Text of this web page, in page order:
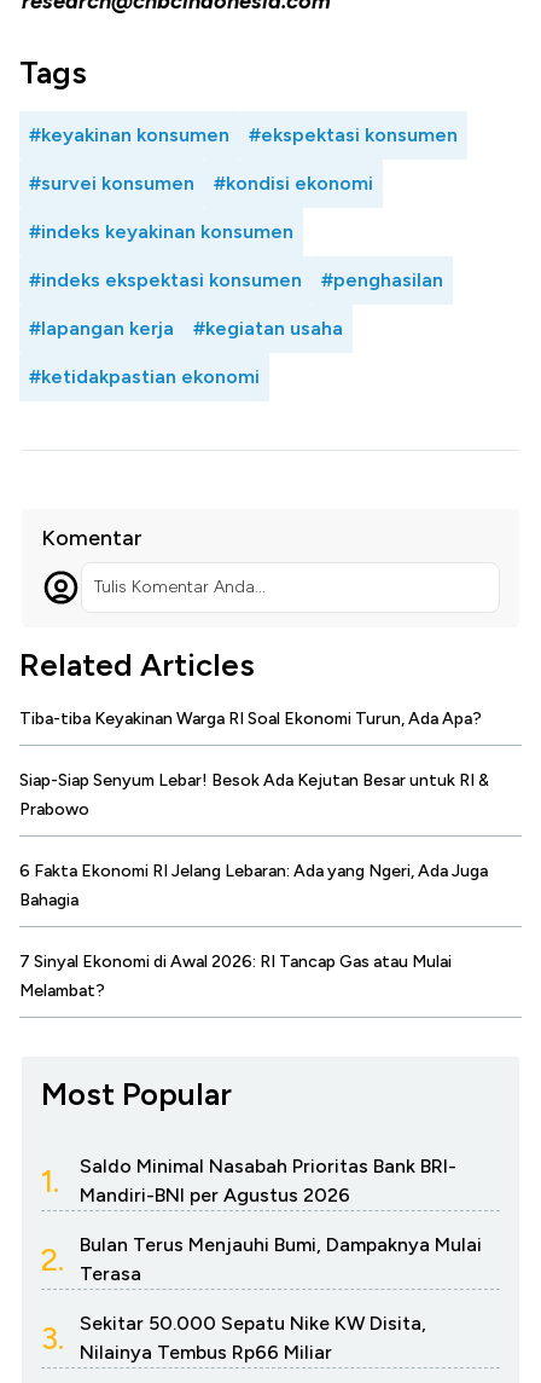
Tags
#keyakinan konsumen #ekspektasi konsumen
#survei konsumen #kondisi ekonomi
#indeks keyakinan konsumen
#indeks ekspektasi konsumen #penghasilan
#lapangan kerja #kegiatan usaha
#ketidakpastian ekonomi
Komentar
Tulis Komentar Anda...
Related Articles
Tiba-tiba Keyakinan Warga RI Soal Ekonomi Turun, Ada Apa?
Siap-Siap Senyum Lebar! Besok Ada Kejutan Besar untuk RI &
Prabowo
6 Fakta Ekonomi RI Jelang Lebaran: Ada yang Ngeri, Ada Juga
Bahagia
7 Sinyal Ekonomi di Awal 2026: RI Tancap Gas atau Mulai
Melambat?
Most Popular
1.
Saldo Minimal Nasabah Prioritas Bank BRI-
Mandiri-BNI per Agustus 2026
2.
Bulan Terus Menjauhi Bumi, Dampaknya Mulai
Terasa
3.
Sekitar 50.000 Sepatu Nike KW Disita,
Nilainya Tembus Rp66 Miliar